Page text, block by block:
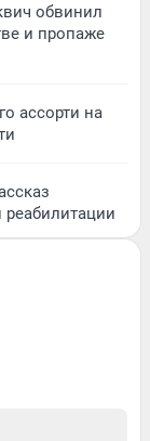
обвинил
и пропаже
ассорти на